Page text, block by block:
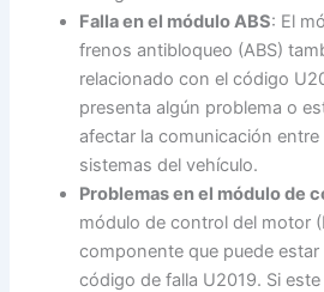
Falla en el módulo ABS: El
frenos antibloqueo (ABS)
relacionado con el código
presenta algún problema o
afectar la comunicación
sistemas del vehículo.
Problemas en el módulo de
módulo de control del motor
componente que puede
código de falla U2019. Si